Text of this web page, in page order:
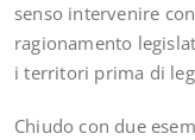
senso intervenire
ragionamento
i territori prima di
Chiudo con due